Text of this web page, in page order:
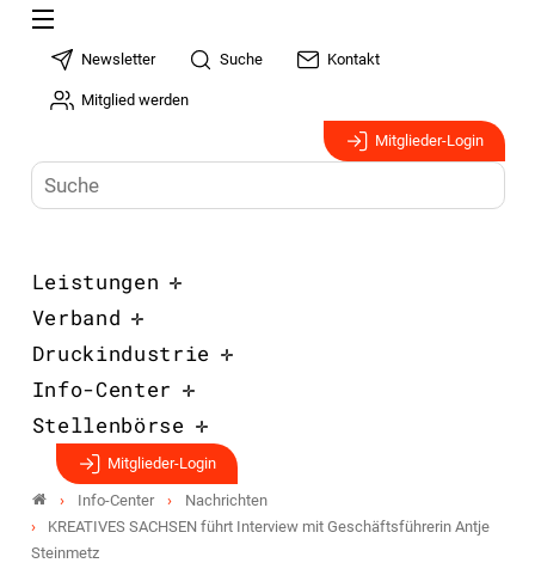
Newsletter Suche Kontakt
Mitglied werden
Mitglieder-Login
Leistungen
Verband
Druckindustrie
Info-Center
Stellenbörse
Mitglieder-Login
Info-Center
Nachrichten
KREATIVES SACHSEN führt Interview mit Geschäftsführerin Antje
Steinmetz